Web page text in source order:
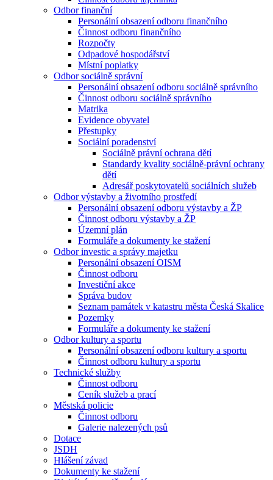
Odbor finanční
Personální obsazení odboru finančního
Činnost odboru finančního
Rozpočty
Odpadové hospodářství
Místní poplatky
Odbor sociálně správní
Personální obsazení odboru sociálně správního
Činnost odboru sociálně správního
Matrika
Evidence obyvatel
Přestupky
Sociální poradenství
Sociálně právní ochrana dětí
Standardy kvality sociálně-právní ochrany
dětí
Adresář poskytovatelů sociálních služeb
Odbor výstavby a životního prostředí
Personální obsazení odboru výstavby a ŽP
Činnost odboru výstavby a ŽP
Územní plán
Formuláře a dokumenty ke stažení
Odbor investic a správy majetku
Personální obsazení OISM
Činnost odboru
Investiční akce
Správa budov
Seznam památek v katastru města Česká Skalice
Pozemky
Formuláře a dokumenty ke stažení
Odbor kultury a sportu
Personální obsazení odboru kultury a sportu
Činnost odboru kultury a sportu
Technické služby
Činnost odboru
Ceník služeb a prací
Městská policie
Činnost odboru
Galerie nalezených psů
Dotace
JSDH
Hlášení závad
Dokumenty ke stažení